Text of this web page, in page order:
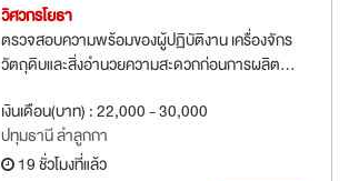
วิศวกรโยธา
ตรวจสอบความพร้อมของผู้ปฏิบัติงาน เครื่องจักร
วัตถุดิบและสิ่งอำนวยความสะดวกก่อนการผลิต...
เงินเดือน(บาท) : 22,000 - 30,000
ปทุมธานี ลำลูกกา
19 ชั่วโมงที่แล้ว